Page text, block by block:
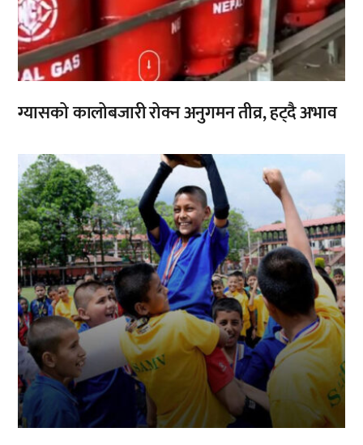
ग्यासको कालोबजारी रोक्न अनुगमन तीव्र, हट्दै अभाव
,